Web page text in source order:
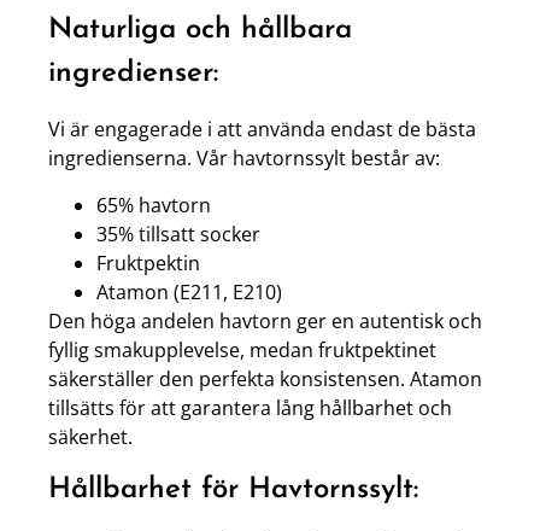
Naturliga och hållbara
ingredienser:
Vi är engagerade i att använda endast de bästa
ingredienserna. Vår havtornssylt består av:
65% havtorn
35% tillsatt socker
Fruktpektin
Atamon (E211, E210)
Den höga andelen havtorn ger en autentisk och
fyllig smakupplevelse, medan fruktpektinet
säkerställer den perfekta konsistensen. Atamon
tillsätts för att garantera lång hållbarhet och
säkerhet.
Hållbarhet för Havtornssylt: